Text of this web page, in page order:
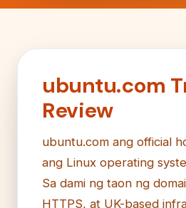
ubuntu.com
Review
ubuntu.com ang official
ang Linux operating
Sa dami ng taon ng
HTTPS, at UK-based